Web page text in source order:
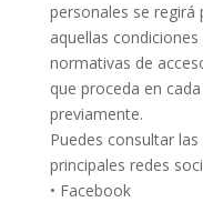
personales se
aquellas
normativas de
que proceda en
previamente.
Puedes consultar
principales redes
• Facebook